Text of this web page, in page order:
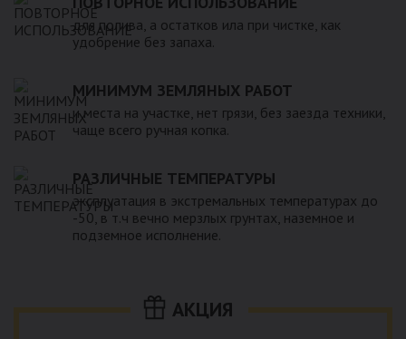
для полива, а остатков ила при чистке, как
удобрение без запаха.
МИНИМУМ ЗЕМЛЯНЫХ РАБОТ
и места на участке, нет грязи, без заезда техники,
чаще всего ручная копка.
РАЗЛИЧНЫЕ ТЕМПЕРАТУРЫ
эксплуатация в экстремальных температурах до
-50, в т.ч вечно мерзлых грунтах, наземное и
подземное исполнение.
АКЦИЯ